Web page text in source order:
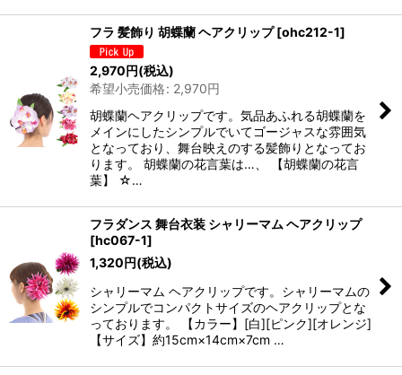
フラ 髪飾り 胡蝶蘭 ヘアクリップ [ohc212-1]
2,970円(税込)
希望小売価格: 2,970円
胡蝶蘭ヘアクリップです。気品あふれる胡蝶蘭を
メインにしたシンプルでいてゴージャスな雰囲気
となっており、舞台映えのする髪飾りとなってお
ります。 胡蝶蘭の花言葉は…、 【胡蝶蘭の花言
葉】 ☆…
フラダンス 舞台衣装 シャリーマム ヘアクリップ
[hc067-1]
1,320円(税込)
シャリーマム ヘアクリップです。シャリーマムの
シンプルでコンパクトサイズのヘアクリップとな
っております。 【カラー】[白][ピンク][オレンジ]
【サイズ】約15cm×14cm×7cm …